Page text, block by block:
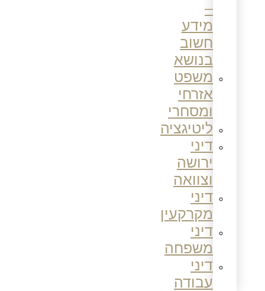
מידע
חשוב
בנושא
משפט
אזרחי
ומסחרי
ליטיגציה
דיני
ירושה
וצוואה
דיני
מקרקעין
דיני
משפחה
דיני
עבודה